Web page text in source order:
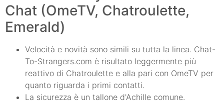
Chat (OmeTV, Chatroulette,
Emerald)
Velocità e novità sono simili su tutta la linea. Chat-
To-Strangers.com è risultato leggermente più
reattivo di Chatroulette e alla pari con OmeTV per
quanto riguarda i primi contatti.
La sicurezza è un tallone d'Achille comune.